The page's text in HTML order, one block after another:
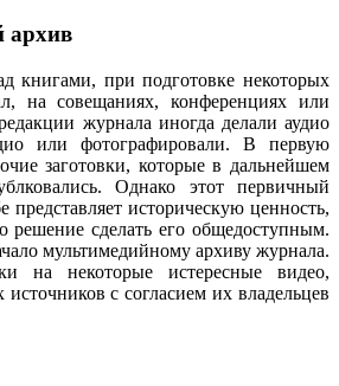
архив
книгами, при подготовке некоторых
на совещаниях, конференциях или
журнала иногда делали аудио
или фотографировали. В первую
заготовки, которые в дальнейшем
Однако этот первичный
представляет историческую ценность,
решение сделать его общедоступным.
мультимедийному архиву журнала.
на некоторые истересные видео,
с согласием их владельцев